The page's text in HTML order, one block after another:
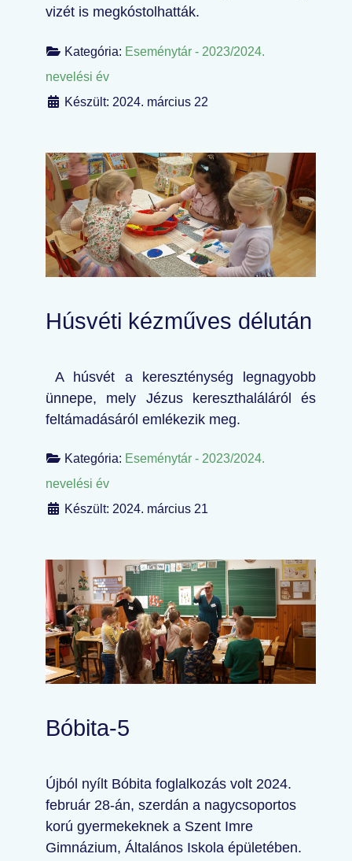
vizét is megkóstolhatták.
Kategória: Eseménytár - 2023/2024.
nevelési év
Készült: 2024. március 22
Húsvéti kézműves délután
A húsvét a kereszténység legnagyobb
ünnepe, mely Jézus kereszthaláláról és
feltámadásáról emlékezik meg.
Kategória: Eseménytár - 2023/2024.
nevelési év
Készült: 2024. március 21
Bóbita-5
Újból nyílt Bóbita foglalkozás volt 2024.
február 28-án, szerdán a nagycsoportos
korú gyermekeknek a Szent Imre
Gimnázium, Általános Iskola épületében.